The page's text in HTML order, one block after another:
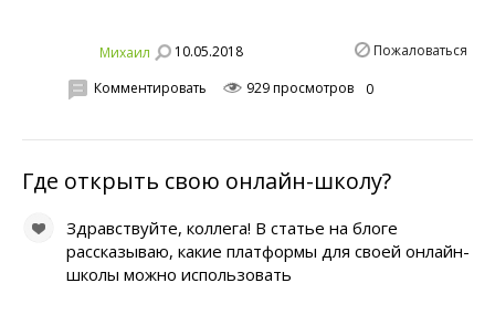
Михаил 10.05.2018 Пожаловаться
Комментировать 929 просмотров 0
Где открыть свою онлайн-школу?
Здравствуйте, коллега! В статье на блоге
рассказываю, какие платформы для своей онлайн-
школы можно использовать